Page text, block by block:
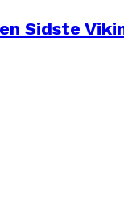
Sidste